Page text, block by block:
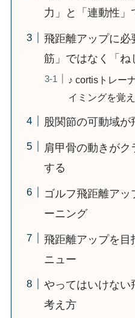
力」と「連動性」
飛距離アップに必
筋」ではなく「ね
♪ cortisトレー
イミングを覚
股関節の可動域
肩甲骨の動きがク
する
ゴルフ飛距離アッ
ーニング
飛距離アップを目
ニュー
やってはいけない
考え方